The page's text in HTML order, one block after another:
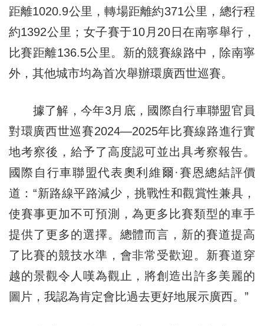
距離1020.9公里，轉場距離約371公里，總行程
約1392公里；女子賽于10月20日在南寧舉行，
比賽距離136.5公里。新的競賽線路中，除南寧
外，其他城市均為首次舉辦環廣西世巡賽。
據了解，今年3月底，國際自行車聯盟官員
對環廣西世巡賽2024—2025年比賽線路進行實
地考察後，給予了高度認可並出具考察報告。
國際自行車聯盟代表奧利維爾·賽恩總結評價
道：“新路線平路減少，挑戰性和觀賞性兼具，
使賽事更加不可預測，為更多比賽類型的車手
提供了更多的選擇。總體而言，新的賽道提高
了比賽的競技水準，會非常受歡迎。新賽道穿
越的景觀令人嘆為觀止，將創造出許多美麗的
圖片，我認為肯定會比過去更好地展示廣西。”